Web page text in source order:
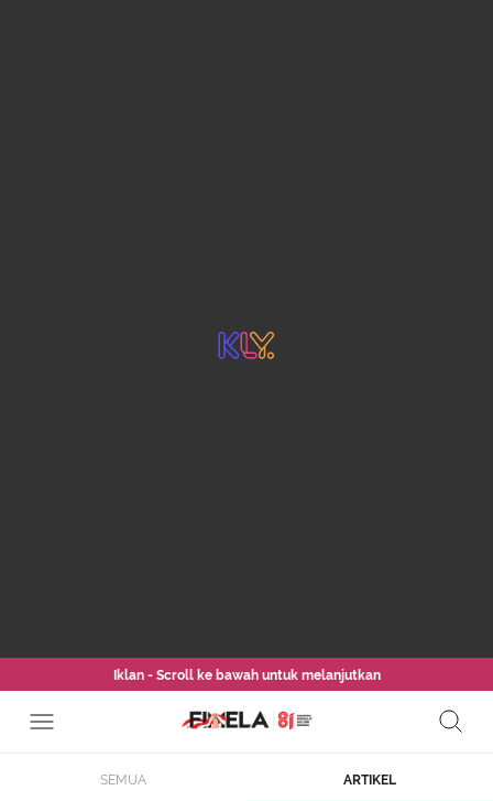
Iklan - Scroll ke bawah untuk melanjutkan
SEMUA ARTIKEL